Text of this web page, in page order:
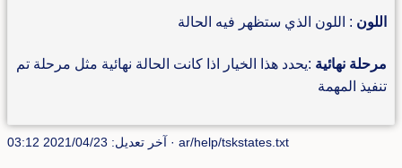
اللون : اللون الذي ستظهر فيه الحالة
مرحلة نهائية :يحدد هذا الخيار اذا كانت الحالة نهائية مثل مرحلة تم
تنفيذ المهمة
ar/help/tskstates.txt · آخر تعديل: 2021/04/23 03:12